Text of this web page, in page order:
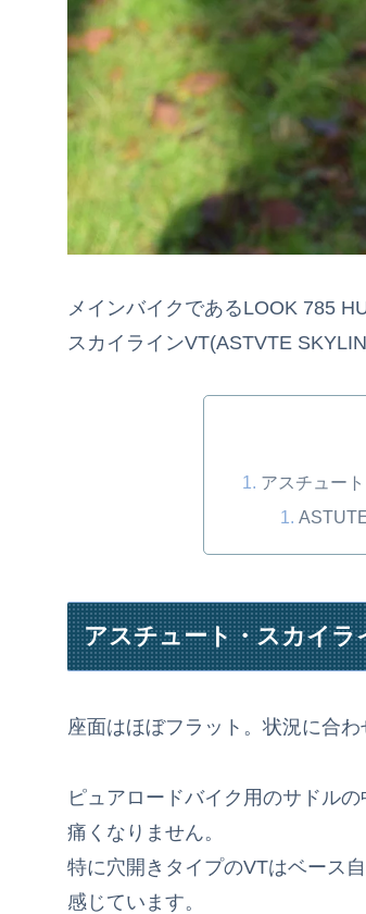
メインバイクであるLOOK 785
スカイラインVT(ASTVTE
アスチュー
アスチュート・スカイ
座面はほぼフラット。状況に合
ピュアロードバイク用のサドル
痛くなりません。
特に穴開きタイプのVTはベース
感じています。